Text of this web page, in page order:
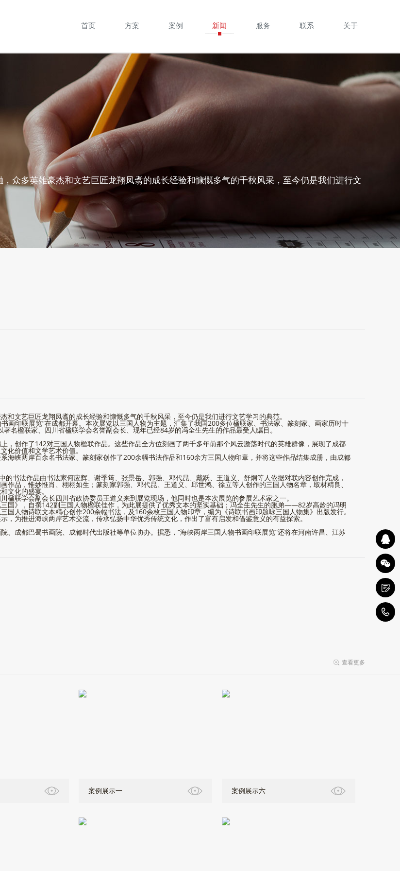
首页 方案 案例 新闻 服务 联系 关于
众多英雄豪杰和文艺巨匠龙翔凤翥的成长经验和慷慨多气的千秋风采，至今仍是我们进行文
文艺巨匠龙翔凤翥的成长经验和慷慨多气的千秋风采，至今仍是我们进行文艺学习的典范。
画印联展览”在成都开幕。本次展览以三国人物为主题，汇集了我国200多位楹联家、书法家、篆刻家、画家历时十
名楹联家、四川省楹联学会名誉副会长、现年已经84岁的冯全生先生的作品最受人瞩目。
，创作了142对三国人物楹联作品。这些作品全方位刻画了两千多年前那个风云激荡时代的英雄群像，展现了成都
化价值和文学艺术价值。
海峡两岸百余名书法家、篆刻家创作了200余幅书法作品和160余方三国人物印章，并将这些作品结集成册，由成都
书法作品由书法家何应辉、谢季筠、张景岳、郭强、邓代昆、戴跃、王道义、舒炯等人依据对联内容创作完成，
品，惟妙惟肖、栩栩如生；篆刻家郭强、邓代昆、王道义、邱世鸿、徐立等人创作的三国人物名章，取材精良、
文化的盛宴。
联学会副会长四川省政协委员王道义来到展览现场，他同时也是本次展览的参展艺术家之一。
国》，自撰142副三国人物楹联佳作，为此展提供了优秀文本的坚实基础；冯全生先生的胞弟——82岁高龄的冯明
人物诗联文本精心创作200余幅书法，及160余枚三国人物印章，编为《诗联书画印题咏三国人物集》出版发行。
，为推进海峡两岸艺术交流，传承弘扬中华优秀传统文化，作出了富有启发和借鉴意义的有益探索。
、成都巴蜀书画院、成都时代出版社等单位协办。据悉，“海峡两岸三国人物书画印联展览”还将在河南许昌、江苏
查看更多
案例展示一 案例展示六